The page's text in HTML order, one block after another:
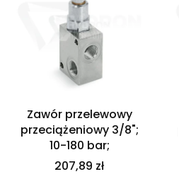
Zawór przelewowy
przeciążeniowy 3/8";
10-180 bar;
207,89 zł